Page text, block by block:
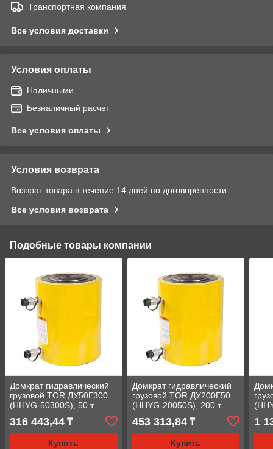
Транспортная компания
Все условия доставки
Условия оплаты
Наличными
Безналичный расчет
Все условия оплаты
Условия возврата
Возврат товара в течение 14 дней по договоренности
Все условия возврата
Подобные товары компании
Домкрат гидравлический
грузовой TOR ДУ50Г300
(HHYG-50300S), 50 т
316 443,44 ₸
Купить
Домкрат гидравлический
грузовой TOR ДУ200Г50
(HHYG-20050S), 200 т
453 313,84₸
Купить
1